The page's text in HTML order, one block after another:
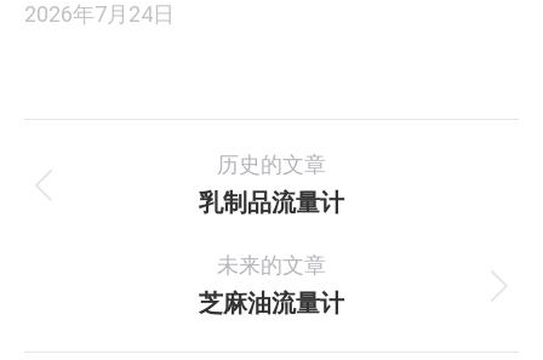
2026年7月24日
目
历史的文章
上
个
项
乳制品流量计
未来的文章
下
芝麻油流量计